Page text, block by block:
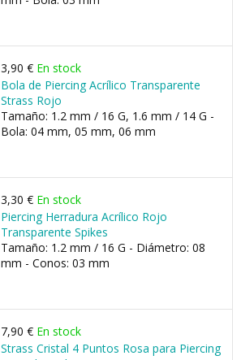
3,90 € En stock
Bola de Piercing Acrílico Transparente
Strass Rojo
Tamaño: 1.2 mm / 16 G, 1.6 mm / 14 G -
Bola: 04 mm, 05 mm, 06 mm
3,30 € En stock
Piercing Herradura Acrílico Rojo
Transparente Spikes
Tamaño: 1.2 mm / 16 G - Diámetro: 08
mm - Conos: 03 mm
7,90 € En stock
Strass Cristal 4 Puntos Rosa para Piercing